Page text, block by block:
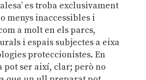
es troba exclusivament
menys inaccessibles i
a molt en els parcs,
i espais subjectes a eixa
proteccionistes. En
pot ser així, clar; però no